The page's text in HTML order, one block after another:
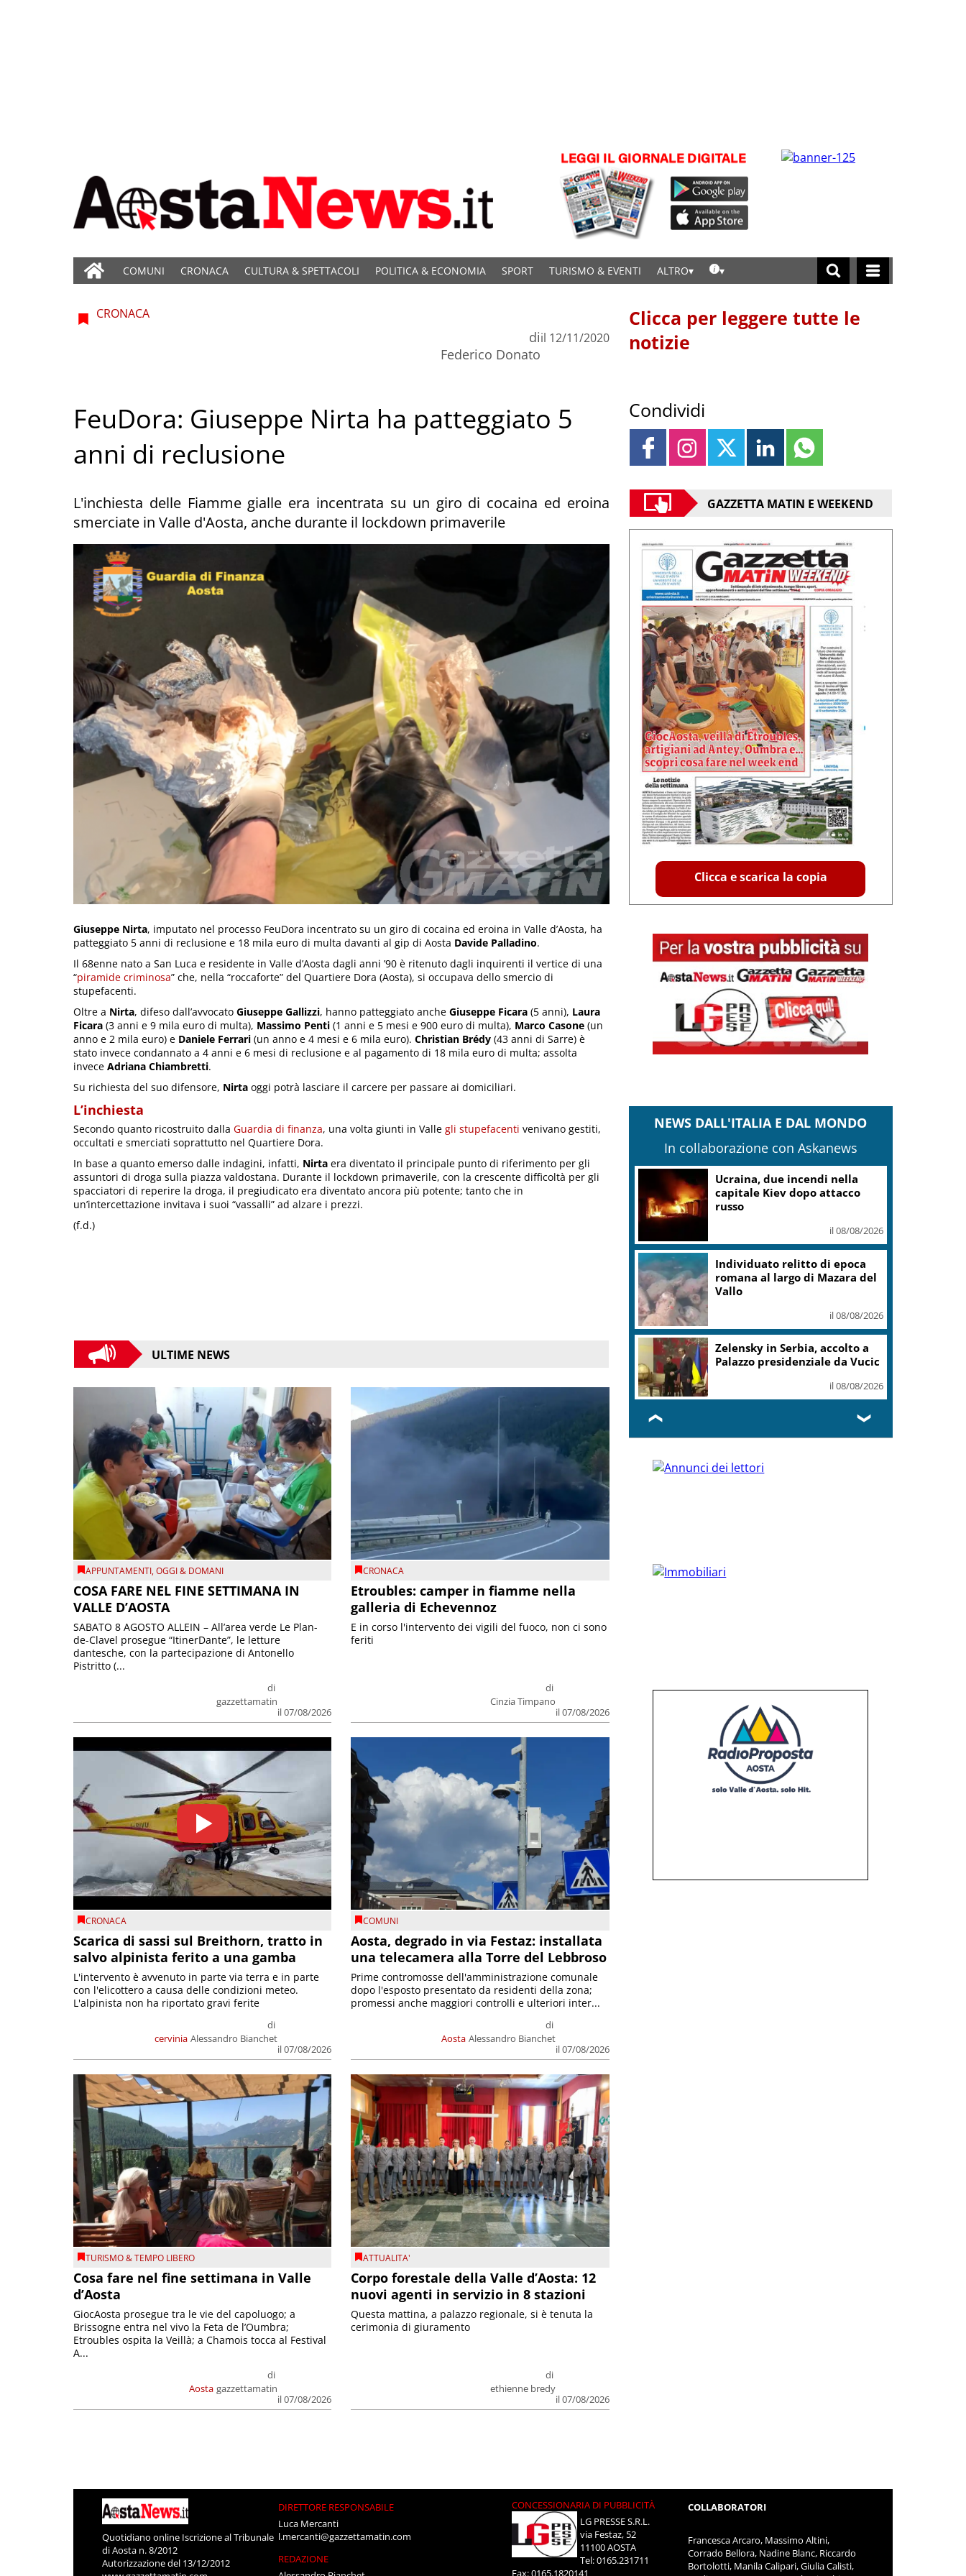
COMUNI CRONACA CULTURA & SPETTACOLI POLITICA & ECONOMIA SPORT TURISMO & EVENTI ALTRO
CRONACA
di
Federico Donato
il 12/11/2020
FeuDora: Giuseppe Nirta ha patteggiato 5
anni di reclusione
L'inchiesta delle Fiamme gialle era incentrata su un giro di cocaina ed eroina
smerciate in Valle d'Aosta, anche durante il lockdown primaverile
Giuseppe Nirta, imputato nel processo FeuDora incentrato su un giro di cocaina ed eroina in Valle d’Aosta, ha
patteggiato 5 anni di reclusione e 18 mila euro di multa davanti al gip di Aosta Davide Palladino.
Il 68enne nato a San Luca e residente in Valle d’Aosta dagli anni ’90 è ritenuto dagli inquirenti il vertice di una
“piramide criminosa” che, nella “roccaforte” del Quartiere Dora (Aosta), si occupava dello smercio di
stupefacenti.
Oltre a Nirta, difeso dall’avvocato Giuseppe Gallizzi, hanno patteggiato anche Giuseppe Ficara (5 anni), Laura
Ficara (3 anni e 9 mila euro di multa), Massimo Penti (1 anni e 5 mesi e 900 euro di multa), Marco Casone (un
anno e 2 mila euro) e Daniele Ferrari (un anno e 4 mesi e 6 mila euro). Christian Brédy (43 anni di Sarre) è
stato invece condannato a 4 anni e 6 mesi di reclusione e al pagamento di 18 mila euro di multa; assolta
invece Adriana Chiambretti.
Su richiesta del suo difensore, Nirta oggi potrà lasciare il carcere per passare ai domiciliari.
L’inchiesta
Secondo quanto ricostruito dalla Guardia di finanza, una volta giunti in Valle gli stupefacenti venivano gestiti,
occultati e smerciati soprattutto nel Quartiere Dora.
In base a quanto emerso dalle indagini, infatti, Nirta era diventato il principale punto di riferimento per gli
assuntori di droga sulla piazza valdostana. Durante il lockdown primaverile, con la crescente difficoltà per gli
spacciatori di reperire la droga, il pregiudicato era diventato ancora più potente; tanto che in
un’intercettazione invitava i suoi “vassalli” ad alzare i prezzi.
(f.d.)
ULTIME NEWS
APPUNTAMENTI,OGGI & DOMANI
COSA FARE NEL FINE SETTIMANA IN
VALLE D’AOSTA
di
gazzettamatin
il 07/08/2026
SABATO 8 AGOSTO ALLEIN – All’area verde Le Plan-
de-Clavel prosegue “ItinerDante”, le letture
dantesche, con la partecipazione di Antonello
Pistritto (...
CRONACA
Etroubles: camper in fiamme nella
galleria di Echevennoz
di
Cinzia Timpano
il 07/08/2026
E in corso l'intervento dei vigili del fuoco, non ci sono
feriti
CRONACA
Scarica di sassi sul Breithorn, tratto in
salvo alpinista ferito a una gamba
cervinia
di
Alessandro Bianchet
il 07/08/2026
L'intervento è avvenuto in parte via terra e in parte
con l'elicottero a causa delle condizioni meteo.
L'alpinista non ha riportato gravi ferite
COMUNI
Aosta, degrado in via Festaz: installata
una telecamera alla Torre del Lebbroso
Aosta
di
Alessandro Bianchet
il 07/08/2026
Prime contromosse dell'amministrazione comunale
dopo l'esposto presentato da residenti della zona;
promessi anche maggiori controlli e ulteriori inter...
TURISMO & TEMPO LIBERO
Cosa fare nel fine settimana in Valle
d’Aosta
Aosta
di
gazzettamatin
il 07/08/2026
GiocAosta prosegue tra le vie del capoluogo; a
Brissogne entra nel vivo la Feta de l’Oumbra;
Etroubles ospita la Veillà; a Chamois tocca al Festival
A...
ATTUALITA'
Corpo forestale della Valle d’Aosta: 12
nuovi agenti in servizio in 8 stazioni
di
ethienne bredy
il 07/08/2026
Questa mattina, a palazzo regionale, si è tenuta la
cerimonia di giuramento
Clicca per leggere tutte le
notizie
Condividi
GAZZETTA MATIN E WEEKEND
Clicca e scarica la copia
NEWS DALL'ITALIA E DAL MONDO
In collaborazione con Askanews
Ucraina, due incendi nella
capitale Kiev dopo attacco
russo
il 08/08/2026
Individuato relitto di epoca
romana al largo di Mazara del
Vallo
il 08/08/2026
Zelensky in Serbia, accolto a
Palazzo presidenziale da Vucic
il 08/08/2026
❮ ❯
Quotidiano online Iscrizione al Tribunale
di Aosta n. 8/2012
Autorizzazione del 13/12/2012
DIRETTORE RESPONSABILE
Luca Mercanti
l.mercanti@gazzettamatin.com
REDAZIONE
CONCESSIONARIA DI PUBBLICITÀ
LG PRESSE S.R.L.
via Festaz, 52
11100 AOSTA
Tel: 0165.231711
Fax: 0165.1820141
COLLABORATORI
Francesca Arcaro, Massimo Altini,
Corrado Bellora, Nadine Blanc, Riccardo
Bortolotti, Manila Calipari, Giulia Calisti,